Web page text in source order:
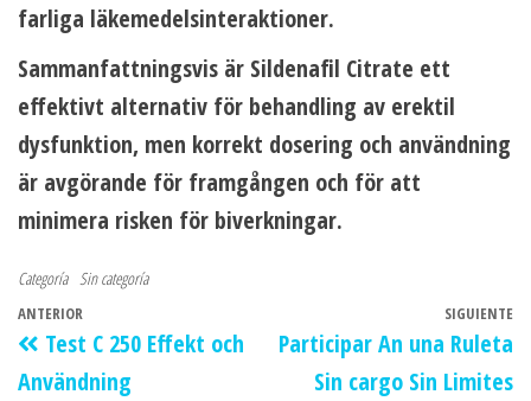
farliga läkemedelsinteraktioner.
Sammanfattningsvis är Sildenafil Citrate ett
effektivt alternativ för behandling av erektil
dysfunktion, men korrekt dosering och användning
är avgörande för framgången och för att
minimera risken för biverkningar.
Categoría Sin categoría
ANTERIOR
Test C 250 Effekt och
Användning
SIGUIENTE
Participar An una Ruleta
Sin cargo Sin Limites